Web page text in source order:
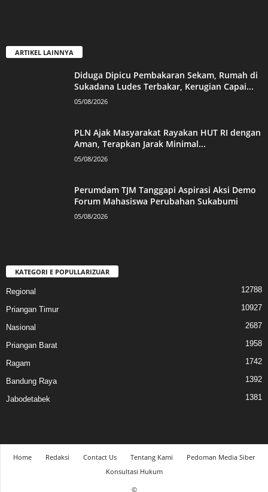
ARTIKEL LAINNYA
Diduga Dipicu Pembakaran Sekam, Rumah di
Sukadana Ludes Terbakar, Kerugian Capai...
05/08/2026
PLN Ajak Masyarakat Rayakan HUT RI dengan
Aman, Terapkan Jarak Minimal...
05/08/2026
Perumdam TJM Tanggapi Aspirasi Aksi Demo
Forum Mahasiswa Perubahan Sukabumi
05/08/2026
KATEGORI E POPULLARIZUAR
Regional 12788
Priangan Timur 10927
Nasional 2687
Priangan Barat 1958
Ragam 1742
Bandung Raya 1392
Jabodetabek 1381
Home Redaksi Contact Us Tentang Kami
Pedoman Media Siber
Konsultasi Hukum
©